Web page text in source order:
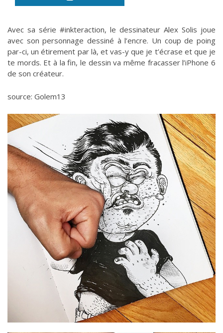
Avec sa série #‎inkteraction‬, le dessinateur Alex Solis joue
avec son personnage dessiné à l’encre. Un coup de poing
par-ci, un étirement par là, et vas-y que je t’écrase et que je
te mords. Et à la fin, le dessin va même fracasser l’iPhone 6
de son créateur.
source: Golem13